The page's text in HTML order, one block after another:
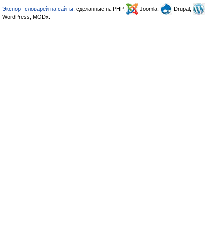
Экспорт словарей на сайты , сделанные на PHP, Joomla,
Drupal,
WordPress, MODx.